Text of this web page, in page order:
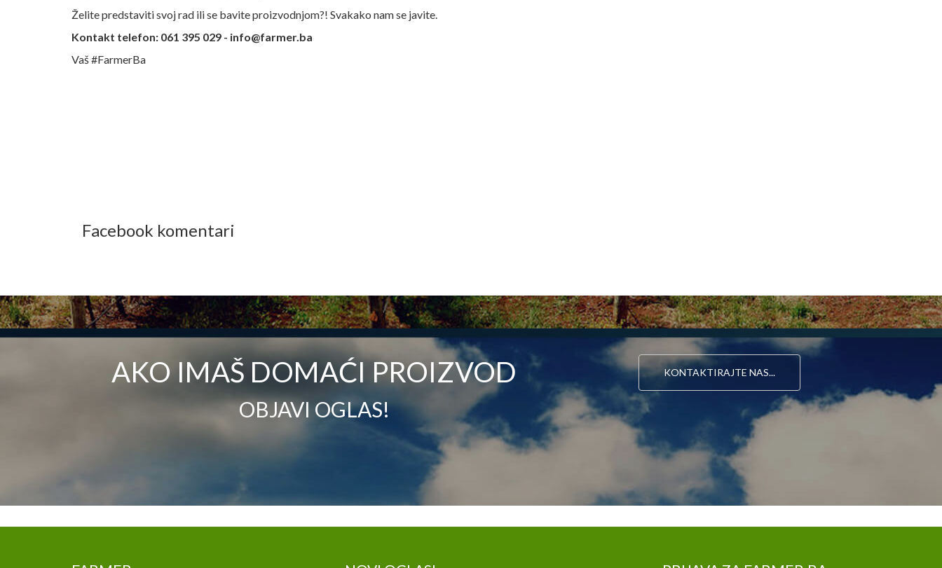
Želite predstaviti svoj rad ili se bavite proizvodnjom?! Svakako nam se javite.
Kontakt telefon: 061 395 029 - info@farmer.ba
Vaš #FarmerBa
Facebook komentari
AKO IMAŠ DOMAĆI PROIZVOD
OBJAVI OGLAS!
KONTAKTIRAJTE NAS...